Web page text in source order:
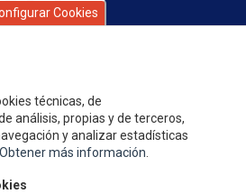
Cookies
técnicas, de
análisis, propias y de terceros,
y analizar estadísticas
Obtener más información
and attention to our clients,
recognition.